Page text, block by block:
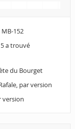
152
a trouvé
du Bourget
par version
version